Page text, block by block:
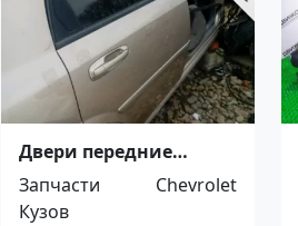
Двери передние
задние Chevrolet
Lacetti Тимашевск
Запчасти
Chevrolet
Кузов